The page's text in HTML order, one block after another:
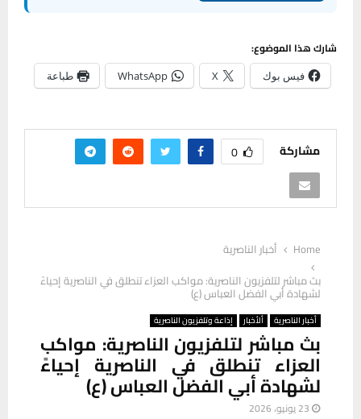
شارك هذا الموضوع:
فيس بوك X
WhatsApp طباعة
مشاركة 0
Home
أخبار الناصرية
بث مباشر لتلفزيون الناصرية: مواكب العزاء تنطلق في الناصرية إحياءً
لشهادة أبي الفضل العباس (ع)
أخبار الناصرية ألأخبار إذاعة وتلفزيون الناصرية
بث مباشر لتلفزيون الناصرية: مواكب
العزاء تنطلق في الناصرية إحياءً
لشهادة أبي الفضل العباس (ع)
23 يونيو، 2026